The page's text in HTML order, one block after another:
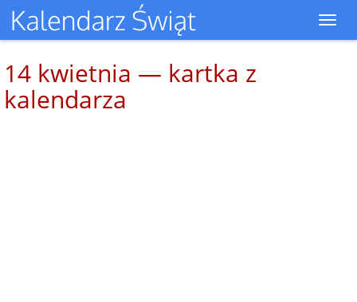
14 kwietnia — kartka z
kalendarza